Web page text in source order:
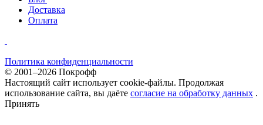
Доставка
Оплата
Политика конфиденциальности
© 2001–2026 Покрофф
Настоящий сайт использует cookie-файлы. Продолжая
использование сайта, вы даёте согласие на обработку данных .
Принять